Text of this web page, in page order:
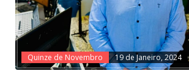
Quinze de Novembro 19 de Janeiro, 2024